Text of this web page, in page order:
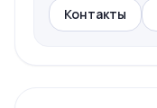
Контакты